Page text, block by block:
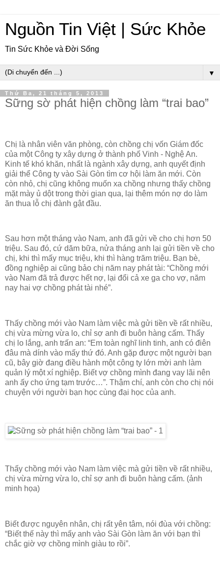
Nguồn Tin Việt | Sức Khỏe
Tin Sức Khỏe và Đời Sống
▼
Thứ Ba, 21 tháng 5, 2013
Sững sờ phát hiện chồng làm “trai bao”
Chị là nhân viên văn phòng, còn chồng chị vốn Giám đốc
của một Công ty xây dựng ở thành phố Vinh - Nghệ An.
Kinh tế khó khăn, nhất là ngành xây dựng, anh quyết định
giải thể Công ty vào Sài Gòn tìm cơ hội làm ăn mới. Còn
còn nhỏ, chị cũng không muốn xa chồng nhưng thấy chồng
mặt mày ủ dột trong thời gian qua, lại thêm món nợ do làm
ăn thua lỗ chị đành gật đầu.
Sau hơn một tháng vào Nam, anh đã gửi về cho chị hơn 50
triệu. Sau đó, cứ dăm bữa, nửa tháng anh lại gửi tiền về cho
chị, khi thì mấy mục triệu, khi thì hàng trăm triệu. Bạn bè,
đồng nghiệp ai cũng bảo chị năm nay phát tài: “Chồng mới
vào Nam đã trả được hết nợ, lại đổi cả xe ga cho vợ, năm
nay hai vợ chồng phát tài nhé”.
Thấy chồng mới vào Nam làm việc mà gửi tiền về rất nhiều,
chị vừa mừng vừa lo, chỉ sợ anh đi buôn hàng cấm. Thấy
chị lo lắng, anh trấn an: “Em toàn nghĩ linh tinh, anh có điên
đâu mà dính vào mấy thứ đó. Anh gặp được một người bạn
cũ, bây giờ đang điều hành một công ty lớn mời anh làm
quản lý một xí nghiệp. Biết vợ chồng mình đang vay lãi nên
anh ấy cho ứng tạm trước…”. Thậm chí, anh còn cho chị nói
chuyện với người bạn học cùng đại học của anh.
Thấy chồng mới vào Nam làm việc mà gửi tiền về rất nhiều,
chị vừa mừng vừa lo, chỉ sợ anh đi buôn hàng cấm. (ảnh
minh họa)
Biết được nguyên nhân, chị rất yên tâm, nói đùa với chồng:
“Biết thế này thì mấy anh vào Sài Gòn làm ăn với bạn thì
chắc giờ vợ chồng mình giàu to rồi”.